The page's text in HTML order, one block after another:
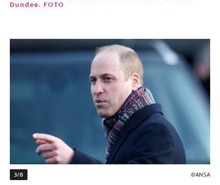
Dundee. FOTO
3/8 ©ANSA